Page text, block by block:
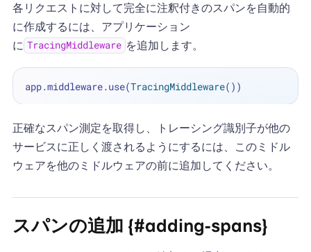
各リクエストに対して完全に注釈付きのスパンを自動的
に作成するには、アプリケーション
に TracingMiddleware を追加します。
app.middleware.use(TracingMiddleware
正確なスパン測定を取得し、トレーシング識別子が他の
サービスに正しく渡されるようにするには、このミドル
ウェアを他のミドルウェアの前に追加してください。
スパンの追加 {#adding-spans}